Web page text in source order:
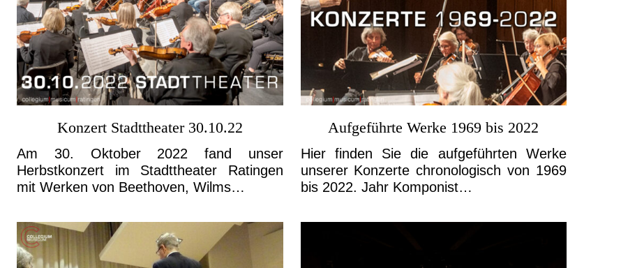
Konzert Stadttheater 30.10.22
Am 30. Oktober 2022 fand unser
Herbstkonzert im Stadttheater Ratingen
mit Werken von Beethoven, Wilms…
Aufgeführte Werke 1969 bis 2022
Hier finden Sie die aufgeführten Werke
unserer Konzerte chronologisch von 1969
bis 2022. Jahr Komponist…